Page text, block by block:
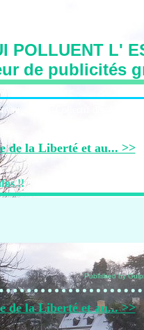
POLLUENT L'
de publicités
de la Liberté et au... >>
!!
Published by
de la Liberté et au... >>